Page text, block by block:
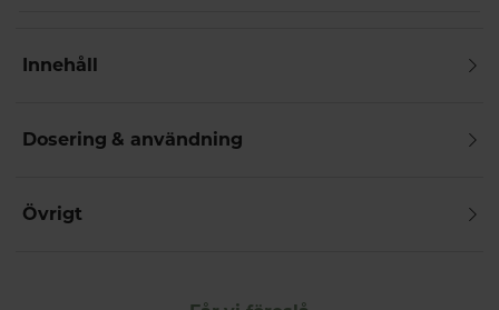
Innehåll
Dosering & användning
Övrigt